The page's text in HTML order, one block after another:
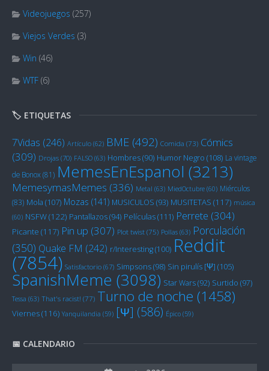
Videojuegos (257)
Viejos Verdes (3)
Win (46)
WTF (6)
🏷️ ETIQUETAS
7Vidas (246) Artículo (62) BME (492) Comida (73) Cómics
(309) Drojas (70) FALSO (63) Hombres(90) Humor Negro (108) La vintage
de Bonox(81) MemesEnEspanol (3213)
MemesymasMemes (336) Metal (63) MiedOctubre (60) Miérculos
(83) Mola (107) Mozas (141) MUSICULOS (93) MUSITETAS (117) música
(60) NSFW(122) Pantallazos(94) Películas(111) Perrete (304)
Picante (117) Pin up (307) Plot twist (75) Pollas (63) Porculación
(350) Quake FM (242) r/Interesting(100) Reddit
(7854) Satisfactorio (67) Simpsons(98) Sin pirulís [Ψ] (105)
SpanishMeme (3098) Star Wars(92) Surtido (97)
Tessa (63) That's racist! (77) Turno de noche (1458)
Viernes(116) Yanquilandia (59) [Ψ] (586) Épico (59)
📅 CALENDARIO